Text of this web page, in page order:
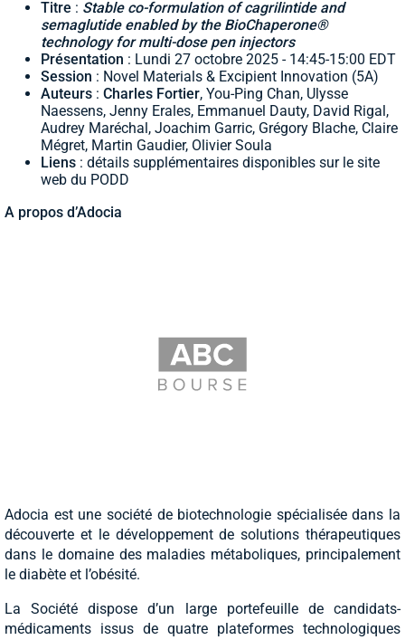
Titre : Stable co-formulation of cagrilintide and
semaglutide enabled by the BioChaperone®
technology for multi-dose pen injectors
Présentation : Lundi 27 octobre 2025 - 14:45-15:00 EDT
Session : Novel Materials & Excipient Innovation (5A)
Auteurs : Charles Fortier, You-Ping Chan, Ulysse
Naessens, Jenny Erales, Emmanuel Dauty, David Rigal,
Audrey Maréchal, Joachim Garric, Grégory Blache, Claire
Mégret, Martin Gaudier, Olivier Soula
Liens : détails supplémentaires disponibles sur le site
web du PODD
A propos d’Adocia
Adocia est une société de biotechnologie spécialisée dans la
découverte et le développement de solutions thérapeutiques
dans le domaine des maladies métaboliques, principalement
le diabète et l’obésité.
La Société dispose d’un large portefeuille de candidats-
médicaments issus de quatre plateformes technologiques